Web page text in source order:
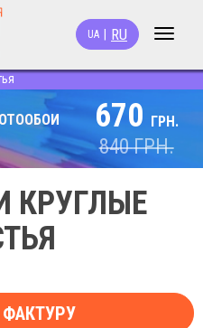
Toggle
UA RU
670 ГРН.
840ГРН.
КРУГЛЫЕ